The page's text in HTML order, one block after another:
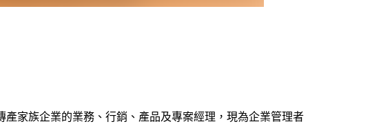
家族企業的業務、行銷、產品及專案經理，現為企業管理者